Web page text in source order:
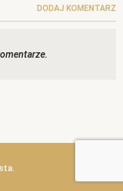
DODAJ KOMENTARZ